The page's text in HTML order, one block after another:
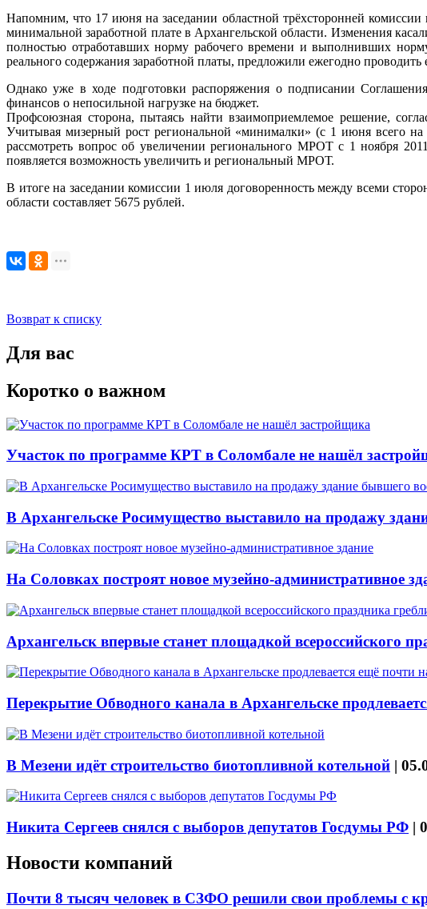
Напомним, что 17 июня на заседании областной трёхсторонней
минимальной заработной плате в Архангельской области. Изменения
полностью отработавших норму рабочего времени и выполнивших
реального содержания заработной платы, предложили ежегодно
Однако уже в ходе подготовки распоряжения о подписании
финансов о непосильной нагрузке на бюджет.
Профсоюзная сторона, пытаясь найти взаимоприемлемое решение,
Учитывая мизерный рост региональной «минималки» (с 1 июня всего на
рассмотреть вопрос об увеличении регионального МРОТ с 1 ноября
появляется возможность увеличить и региональный МРОТ.
В итоге на заседании комиссии 1 июля договоренность между всеми
области составляет 5675 рублей.
Возврат к списку
Для вас
Коротко о важном
Участок по программе КРТ в Соломбале не нашёл
В Архангельске Росимущество выставило на продажу
На Соловках построят новое музейно-административное
Архангельск впервые станет площадкой всероссийского
Перекрытие Обводного канала в Архангельске
В Мезени идёт строительство биотопливной котельной |
Никита Сергеев снялся с выборов депутатов Госдумы РФ |
Новости компаний
Почти 8 тысяч человек в СЗФО решили свои проблемы с